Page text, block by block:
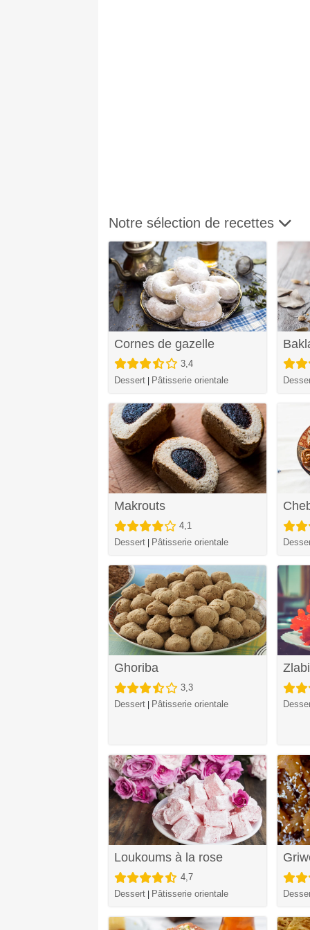
Notre sélection de recettes
Cornes de gazelle
3,4
Dessert
Pâtisserie orientale
Makrouts
4,1
Dessert
Pâtisserie orientale
Ghoriba
3,3
Dessert
Pâtisserie orientale
Loukoums à la rose
4,7
Dessert
Pâtisserie orientale